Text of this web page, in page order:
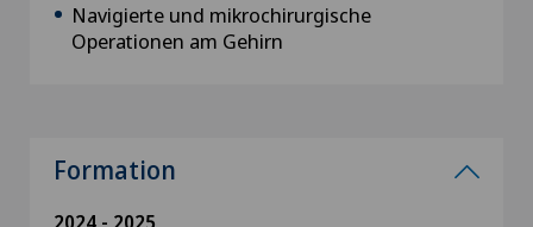
Navigierte und mikrochirurgische
Operationen am Gehirn
Formation